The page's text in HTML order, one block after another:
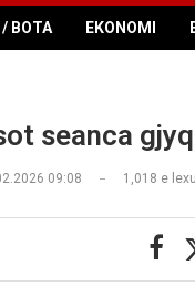
/ BOTA EKONOMI
seanca
09:08 1,018 e